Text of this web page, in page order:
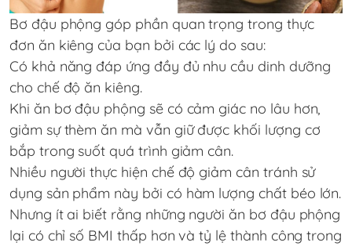
Bơ đậu phộng góp phần quan trọng trong thực
đơn ăn kiêng của bạn bởi các lý do sau:
Có khả năng đáp ứng đầy đủ nhu cầu dinh dưỡng
cho chế độ ăn kiêng.
Khi ăn bơ đậu phộng sẽ có cảm giác no lâu hơn,
giảm sự thèm ăn mà vẫn giữ được khối lượng cơ
bắp trong suốt quá trình giảm cân.
Nhiều người thực hiện chế độ giảm cân tránh sử
dụng sản phẩm này bởi có hàm lượng chất béo lớn.
Nhưng ít ai biết rằng những người ăn bơ đậu phộng
lại có chỉ số BMI thấp hơn và tỷ lệ thành công trong